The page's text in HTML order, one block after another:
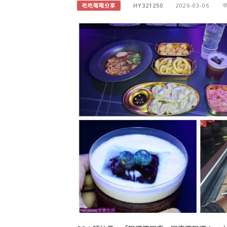
吃吃喝喝分享 HY321250 2026-03-06